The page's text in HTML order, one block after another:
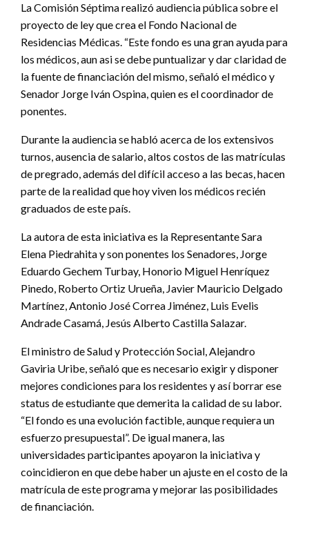
La Comisión Séptima realizó audiencia pública sobre el
proyecto de ley que crea el Fondo Nacional de
Residencias Médicas. “Este fondo es una gran ayuda para
los médicos, aun asi se debe puntualizar y dar claridad de
la fuente de financiación del mismo, señaló el médico y
Senador Jorge Iván Ospina, quien es el coordinador de
ponentes.
Durante la audiencia se habló acerca de los extensivos
turnos, ausencia de salario, altos costos de las matrículas
de pregrado, además del difícil acceso a las becas, hacen
parte de la realidad que hoy viven los médicos recién
graduados de este país.
La autora de esta iniciativa es la Representante Sara
Elena Piedrahita y son ponentes los Senadores, Jorge
Eduardo Gechem Turbay, Honorio Miguel Henríquez
Pinedo, Roberto Ortiz Urueña, Javier Mauricio Delgado
Martínez, Antonio José Correa Jiménez, Luis Evelis
Andrade Casamá, Jesús Alberto Castilla Salazar.
El ministro de Salud y Protección Social, Alejandro
Gaviria Uribe, señaló que es necesario exigir y disponer
mejores condiciones para los residentes y así borrar ese
status de estudiante que demerita la calidad de su labor.
“El fondo es una evolución factible, aunque requiera un
esfuerzo presupuestal”. De igual manera, las
universidades participantes apoyaron la iniciativa y
coincidieron en que debe haber un ajuste en el costo de la
matrícula de este programa y mejorar las posibilidades
de financiación.